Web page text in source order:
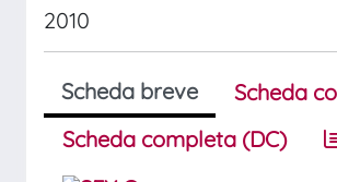
2010
Scheda breve
Scheda
Scheda completa (DC)